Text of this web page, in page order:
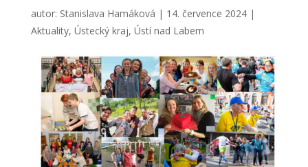
autor: Stanislava Hamáková | 14. července 2024|
Aktuality, Ústecký kraj, Ústí nad Labem